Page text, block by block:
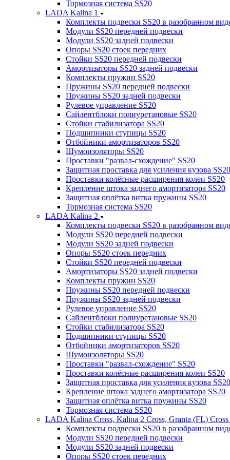
Тормозная система SS20
LADA Kalina 1
Комплекты подвески SS20 в разобранном
Модули SS20 передней подвески
Модули SS20 задней подвески
Опоры SS20 стоек передних
Стойки SS20 передней подвески
Амортизаторы SS20 задней подвески
Комплекты пружин SS20
Пружины SS20 передней подвески
Пружины SS20 задней подвески
Рулевое управление SS20
Сайлентблоки полиуретановые SS20
Стойки стабилизатора SS20
Подшипники ступицы SS20
Отбойники амортизаторов SS20
Шумоизоляторы SS20
Проставки "развал-схождение" SS20
Защитная проставка для усиления кузова SS20
Проставки колёсные расширения колеи SS20
Крепление штока заднего амортизатора SS20
Защитная оплётка витка пружины SS20
Тормозная система SS20
LADA Kalina 2
Комплекты подвески SS20 в разобранном
Модули SS20 передней подвески
Модули SS20 задней подвески
Опоры SS20 стоек передних
Стойки SS20 передней подвески
Амортизаторы SS20 задней подвески
Комплекты пружин SS20
Пружины SS20 передней подвески
Пружины SS20 задней подвески
Рулевое управление SS20
Сайлентблоки полиуретановые SS20
Стойки стабилизатора SS20
Подшипники ступицы SS20
Отбойники амортизаторов SS20
Шумоизоляторы SS20
Проставки "развал-схождение" SS20
Проставки колёсные расширения колеи SS20
Защитная проставка для усиления кузова SS20
Крепление штока заднего амортизатора SS20
Защитная оплётка витка пружины SS20
Тормозная система SS20
LADA Kalina Cross, Kalina 2 Cross, Granta (FL) Cross
Комплекты подвески SS20 в разобранном
Модули SS20 передней подвески
Модули SS20 задней подвески
Опоры SS20 стоек передних